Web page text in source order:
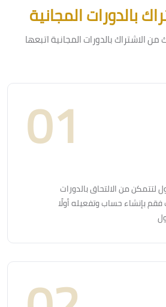
بالدورات المجانية
بالدورات المجانية اتبعها
من الالتحاق بالدورات
بإنشاء حساب وتفعيله أولًا